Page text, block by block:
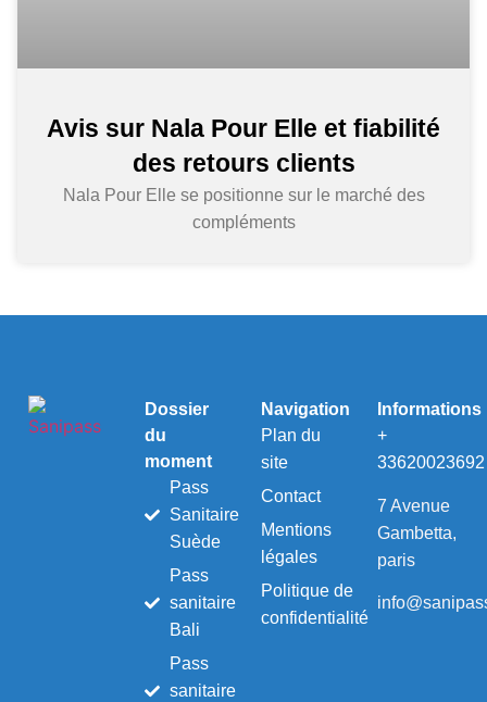
Avis sur Nala Pour Elle et fiabilité
des retours clients
Nala Pour Elle se positionne sur le marché des
compléments
Dossier
du
moment
Pass
Sanitaire
Suède
Pass
sanitaire
Bali
Pass
sanitaire
Navigation
Plan du
site
Contact
Mentions
légales
Politique de
confidentialité
Informations
+
33620023692
7 Avenue
Gambetta,
paris